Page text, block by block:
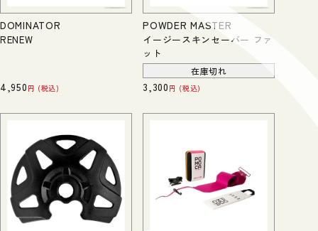
DOMINATOR
RENEW
4,950 税込
POWDER MASTER
イージースキンセーバー ファ
ット
在庫切れ
3,300 税込